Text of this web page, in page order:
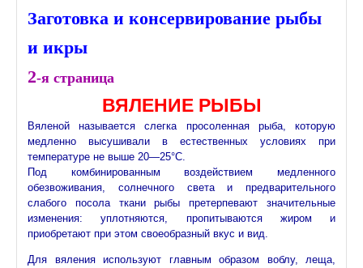
Заготовка и консервирование рыбы
и икры
2-я cтраница
ВЯЛЕНИЕ РЫБЫ
Вяленой называется слегка просоленная рыба, которую
медленно высушивали в естественных условиях при
температуре не выше 20—25°С.
Под комбинированным воздействием медленного
обезвоживания, солнечного света и предварительного
слабого посола ткани рыбы претерпевают значительные
изменения: уплотняются, пропитываются жиром и
приобретают при этом своеобразный вкус и вид.
Для вяления используют главным образом воблу, леща,